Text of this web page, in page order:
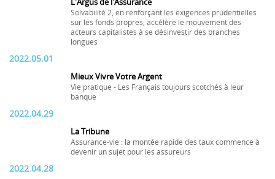
L'Argus de l'Assurance
Solvabilité 2, en renforçant les exigences prudentielles
sur les fonds propres, accélère le mouvement des
acteurs capitalistes à se désinvestir des branches
longues
2022.05.01
Mieux Vivre Votre Argent
Vie pratique - Les Français toujours scotchés à leur
banque
2022.04.29
La Tribune
Assurance-vie : la montée rapide des taux commence à
devenir un sujet pour les assureurs
2022.04.28